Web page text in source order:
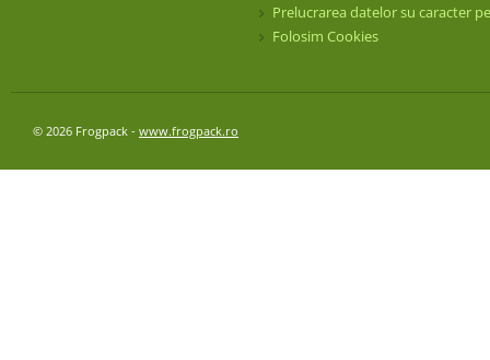
Prelucrarea datelor su caracter
Folosim Cookies
© 2026 Frogpack - www.frogpack.ro